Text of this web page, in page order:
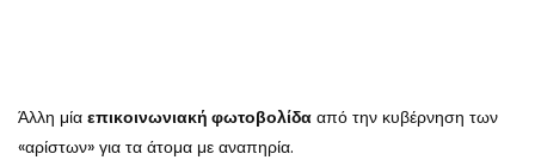
Άλλη μία επικοινωνιακή φωτοβολίδα από την κυβέρνηση των
«αρίστων» για τα άτομα με αναπηρία.